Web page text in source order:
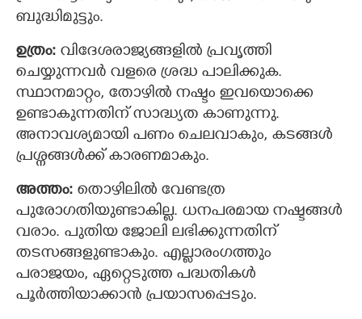
ബുദ്ധിമുട്ടും.
ഉത്രം: വിദേശരാജ്യങ്ങളിൽ പ്രവൃത്തി
ചെയ്യുന്നവര്‍ വളരെ ശ്രദ്ധ പാലിക്കുക.
സ്ഥാനമാറ്റം, തോഴിൽ നഷ്ടം ഇവയൊക്കെ
ഉണ്ടാകുന്നതിന് സാദ്ധ്യത കാണുന്നു.
അനാവശ്യമായി പണം ചെലവാകും, കടങ്ങള്‍
പ്രശ്നങ്ങള്‍ക്ക് കാരണമാകും.
അത്തം: തൊഴിലിൽ വേണ്ടത്ര
പുരോഗതിയുണ്ടാകില്ല. ധനപരമായ നഷ്ടങ്ങള്‍
വരാം. പുതിയ ജോലി ലഭിക്കുന്നതിന്
തടസങ്ങളുണ്ടാകും. എല്ലാരംഗത്തും
പരാജയം, ഏറ്റെടുത്ത പദ്ധതികള്‍
പൂര്‍ത്തിയാക്കാന്‍ പ്രയാസപ്പെടും.